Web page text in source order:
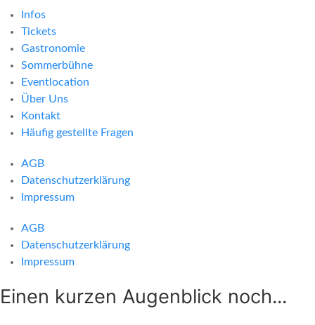
Infos
Tickets
Gastronomie
Sommerbühne
Eventlocation
Über Uns
Kontakt
Häufig gestellte Fragen
AGB
Datenschutzerklärung
Impressum
AGB
Datenschutzerklärung
Impressum
Einen kurzen Augenblick noch...